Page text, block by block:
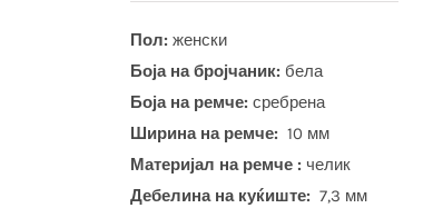
Пол: женски
Боја на бројчаник: бела
Боја на ремче: сребрена
Ширина на ремче: 10 мм
Материјал на ремче : челик
Дебелина на куќиште: 7,3 мм